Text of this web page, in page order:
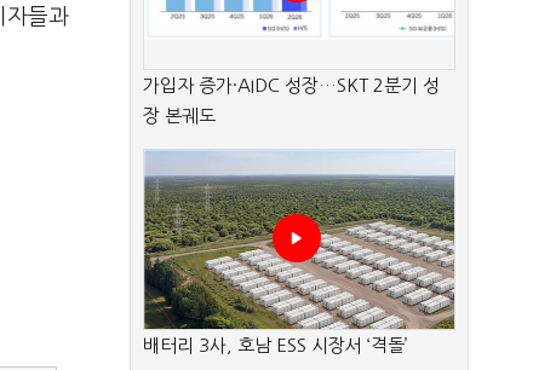
자들과
가입자 증가·AIDC 성장…SKT 2분기 성
장 본궤도
배터리 3사, 호남 ESS 시장서 ‘격돌’